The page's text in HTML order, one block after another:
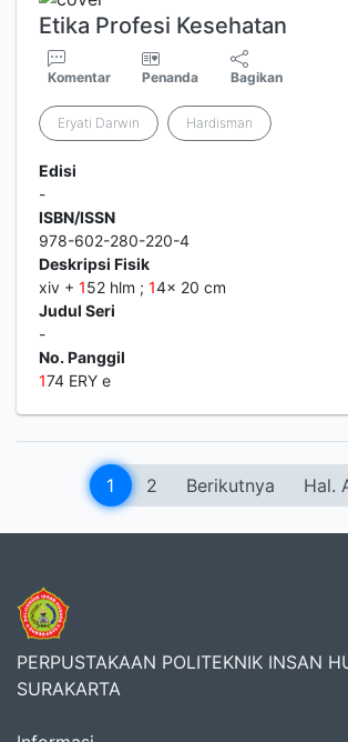
Etika Profesi Kesehatan
Komentar Penanda Bagikan
Eryati Darwin Hardisman
Edisi
-
ISBN/ISSN
978-602-280-220-4
Deskripsi Fisik
xiv + 152 hlm ; 14x 20 cm
Judul Seri
-
No. Panggil
174 ERY e
1 2 Berikutnya Hal.
PERPUSTAKAAN POLITEKNIK INSAN
SURAKARTA